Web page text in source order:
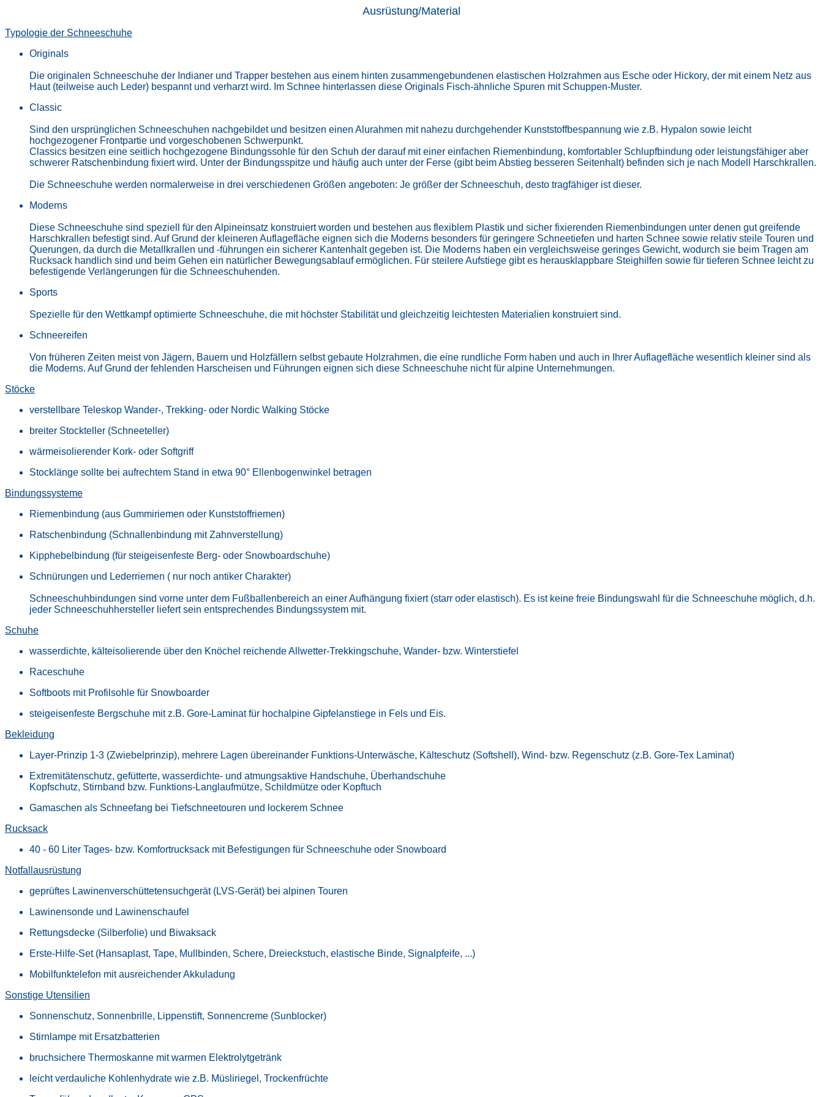
Ausrüstung/Material
Typologie der Schneeschuhe
Originals
Die originalen Schneeschuhe der Indianer und Trapper bestehen aus einem hinten zusammengebundenen elastischen Holzrahmen aus Esche oder Hickory, der mit einem Netz aus
Haut (teilweise auch Leder) bespannt und verharzt wird. Im Schnee hinterlassen diese Originals Fisch-ähnliche Spuren mit Schuppen-Muster.
Classic
Sind den ursprünglichen Schneeschuhen nachgebildet und besitzen einen Alurahmen mit nahezu durchgehender Kunststoffbespannung wie z.B. Hypalon sowie leicht
hochgezogener Frontpartie und vorgeschobenen Schwerpunkt.
Classics besitzen eine seitlich hochgezogene Bindungssohle für den Schuh der darauf mit einer einfachen Riemenbindung, komfortabler Schlupfbindung oder leistungsfähiger aber
schwerer Ratschenbindung fixiert wird. Unter der Bindungsspitze und häufig auch unter der Ferse (gibt beim Abstieg besseren Seitenhalt) befinden sich je nach Modell Harschkrallen.
Die Schneeschuhe werden normalerweise in drei verschiedenen Größen angeboten: Je größer der Schneeschuh, desto tragfähiger ist dieser.
Moderns
Diese Schneeschuhe sind speziell für den Alpineinsatz konstruiert worden und bestehen aus flexiblem Plastik und sicher fixierenden Riemenbindungen unter denen gut greifende
Harschkrallen befestigt sind. Auf Grund der kleineren Auflagefläche eignen sich die Moderns besonders für geringere Schneetiefen und harten Schnee sowie relativ steile Touren und
Querungen, da durch die Metallkrallen und -führungen ein sicherer Kantenhalt gegeben ist. Die Moderns haben ein vergleichsweise geringes Gewicht, wodurch sie beim Tragen am
Rucksack handlich sind und beim Gehen ein natürlicher Bewegungsablauf ermöglichen. Für steilere Aufstiege gibt es herausklappbare Steighilfen sowie für tieferen Schnee leicht zu
befestigende Verlängerungen für die Schneeschuhenden.
Sports
Spezielle für den Wettkampf optimierte Schneeschuhe, die mit höchster Stabilität und gleichzeitig leichtesten Materialien konstruiert sind.
Schneereifen
Von früheren Zeiten meist von Jägern, Bauern und Holzfällern selbst gebaute Holzrahmen, die eine rundliche Form haben und auch in Ihrer Auflagefläche wesentlich kleiner sind als
die Moderns. Auf Grund der fehlenden Harscheisen und Führungen eignen sich diese Schneeschuhe nicht für alpine Unternehmungen.
Stöcke
verstellbare Teleskop Wander-, Trekking- oder Nordic Walking Stöcke
breiter Stockteller (Schneeteller)
wärmeisolierender Kork- oder Softgriff
Stocklänge sollte bei aufrechtem Stand in etwa 90° Ellenbogenwinkel betragen
Bindungssysteme
Riemenbindung (aus Gummiriemen oder Kunststoffriemen)
Ratschenbindung (Schnallenbindung mit Zahnverstellung)
Kipphebelbindung (für steigeisenfeste Berg- oder Snowboardschuhe)
Schnürungen und Lederriemen ( nur noch antiker Charakter)
Schneeschuhbindungen sind vorne unter dem Fußballenbereich an einer Aufhängung fixiert (starr oder elastisch). Es ist keine freie Bindungswahl für die Schneeschuhe möglich, d.h.
jeder Schneeschuhhersteller liefert sein entsprechendes Bindungssystem mit.
Schuhe
wasserdichte, kälteisolierende über den Knöchel reichende Allwetter-Trekkingschuhe, Wander- bzw. Winterstiefel
Raceschuhe
Softboots mit Profilsohle für Snowboarder
steigeisenfeste Bergschuhe mit z.B. Gore-Laminat für hochalpine Gipfelanstiege in Fels und Eis.
Bekleidung
Layer-Prinzip 1-3 (Zwiebelprinzip), mehrere Lagen übereinander Funktions-Unterwäsche, Kälteschutz (Softshell), Wind- bzw. Regenschutz (z.B. Gore-Tex Laminat)
Extremitätenschutz, gefütterte, wasserdichte- und atmungsaktive Handschuhe, Überhandschuhe
Kopfschutz, Stirnband bzw. Funktions-Langlaufmütze, Schildmütze oder Kopftuch
Gamaschen als Schneefang bei Tiefschneetouren und lockerem Schnee
Rucksack
40 - 60 Liter Tages- bzw. Komfortrucksack mit Befestigungen für Schneeschuhe oder Snowboard
Notfallausrüstung
geprüftes Lawinenverschüttetensuchgerät (LVS-Gerät) bei alpinen Touren
Lawinensonde und Lawinenschaufel
Rettungsdecke (Silberfolie) und Biwaksack
Erste-Hilfe-Set (Hansaplast, Tape, Mullbinden, Schere, Dreieckstuch, elastische Binde, Signalpfeife, ...)
Mobilfunktelefon mit ausreichender Akkuladung
Sonstige Utensilien
Sonnenschutz, Sonnenbrille, Lippenstift, Sonnencreme (Sunblocker)
Stirnlampe mit Ersatzbatterien
bruchsichere Thermoskanne mit warmen Elektrolytgetränk
leicht verdauliche Kohlenhydrate wie z.B. Müsliriegel, Trockenfrüchte